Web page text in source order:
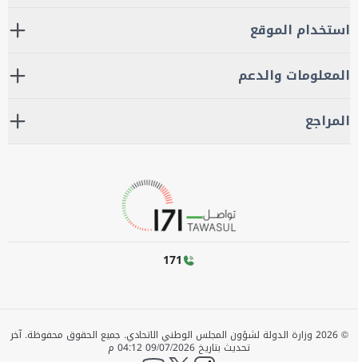
استخدام الموقع
المعلومات والدعم
المراجع
171
©
2026 وزارة الدولة لشؤون المجلس الوطني الاتحادي. جميع الحقوق محفوظة.آخر
تحديث بتاريخ 09/07/2026 04:12 م